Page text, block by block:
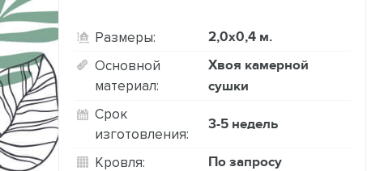
Размеры: 2,0х0,4 м.
Основной
материал:
Хвоя камерной
сушки
Срок
изготовления:
3-5 недель
Кровля: По запросу